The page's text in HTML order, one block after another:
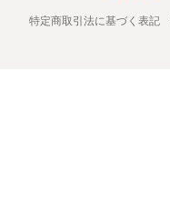
特定商取引法に基づく表記